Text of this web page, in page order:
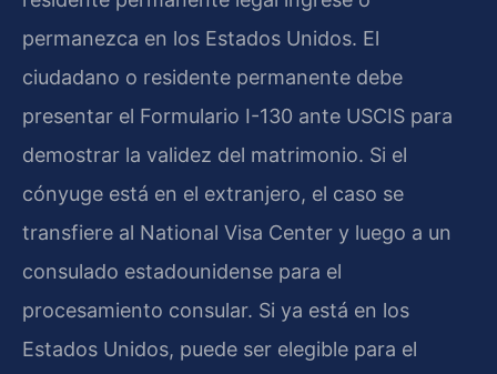
permanezca en los Estados Unidos. El
ciudadano o residente permanente debe
presentar el Formulario I-130 ante USCIS para
demostrar la validez del matrimonio. Si el
cónyuge está en el extranjero, el caso se
transfiere al National Visa Center y luego a un
consulado estadounidense para el
procesamiento consular. Si ya está en los
Estados Unidos, puede ser elegible para el